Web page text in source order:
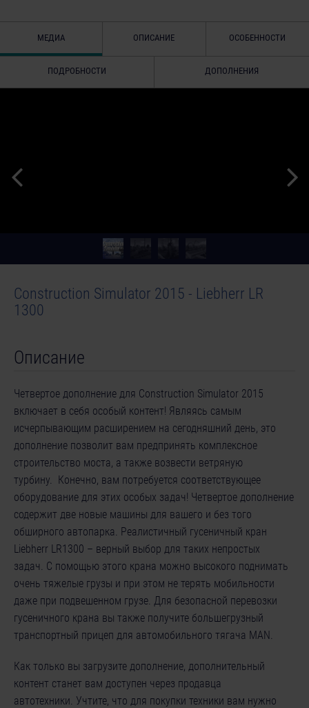
МЕДИА ОПИСАНИЕ ОСОБЕННОСТИ
ПОДРОБНОСТИ ДОПОЛНЕНИЯ
Construction Simulator 2015 - Liebherr LR
1300
Описание
Четвертое дополнение для Construction Simulator 2015
включает в себя особый контент! Являясь самым
исчерпывающим расширением на сегодняшний день, это
дополнение позволит вам предпринять комплексное
строительство моста, а также возвести ветряную
турбину. Конечно, вам потребуется соответствующее
оборудование для этих особых задач! Четвертое дополнение
содержит две новые машины для вашего и без того
обширного автопарка. Реалистичный гусеничный кран
Liebherr LR1300 – верный выбор для таких непростых
задач. С помощью этого крана можно высокого поднимать
очень тяжелые грузы и при этом не терять мобильности
даже при подвешенном грузе. Для безопасной перевозки
гусеничного крана вы также получите большегрузный
транспортный прицеп для автомобильного тягача MAN.
Как только вы загрузите дополнение, дополнительный
контент станет вам доступен через продавца
автотехники. Учтите, что для покупки техники вам нужно